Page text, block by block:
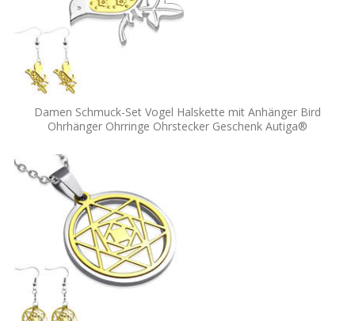
Damen Schmuck-Set Vogel Halskette mit Anhänger Bird
Ohrhänger Ohrringe Ohrstecker Geschenk Autiga®